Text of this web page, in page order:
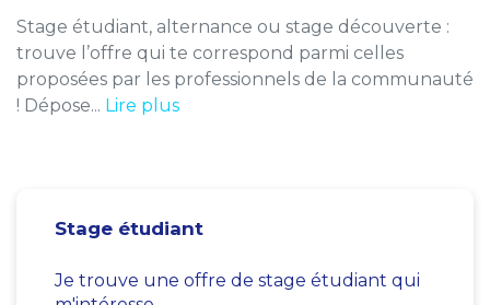
Stage étudiant, alternance ou stage découverte :
trouve l’offre qui te correspond parmi celles
proposées par les professionnels de la communauté
! Dépose... Lire plus
Stage étudiant
Je trouve une offre de stage étudiant qui